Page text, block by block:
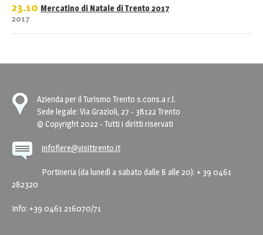
23.10
2017
Mercatino di Natale di Trento 2017
Azienda per il Turismo Trento s.cons.a r.l.
Sede legale: Via Grazioli, 27 - 38122 Trento
© Copyright 2022 - Tutti i diritti riservati
infofiere@visittrento.it
Portineria (da lunedì a sabato dalle 8 alle 20): + 39 0461
282320
Info: +39 0461 216070/71